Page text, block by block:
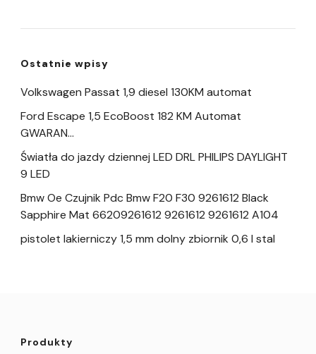
Ostatnie wpisy
Volkswagen Passat 1,9 diesel 130KM automat
Ford Escape 1,5 EcoBoost 182 KM Automat
GWARAN…
Światła do jazdy dziennej LED DRL PHILIPS DAYLIGHT
9 LED
Bmw Oe Czujnik Pdc Bmw F20 F30 9261612 Black
Sapphire Mat 66209261612 9261612 9261612 A104
pistolet lakierniczy 1,5 mm dolny zbiornik 0,6 l stal
Produkty